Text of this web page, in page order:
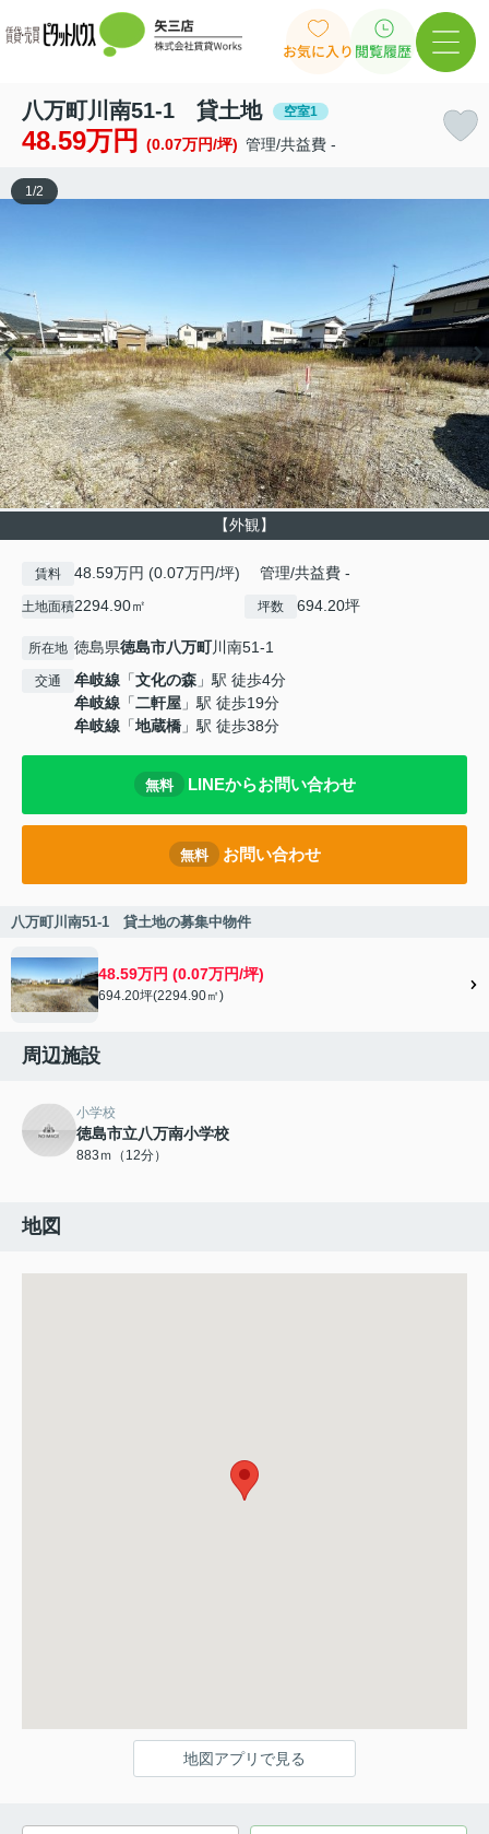
お気に入り 閲覧履歴
八万町川南51-1 貸土地 空室1
48.59万円 (0.07万円/坪) 管理/共益費 -
【外観】
1/2
賃料 48.59万円 (0.07万円/坪) 管理/共益費 -
土地面積2294.90㎡ 坪数 694.20坪
所在地 徳島県徳島市八万町川南51-1
交通 牟岐線 「文化の森 」駅 徒歩4分
牟岐線 「二軒屋 」駅 徒歩19分
牟岐線 「地蔵橋 」駅 徒歩38分
無料 LINEからお問い合わせ
無料 お問い合わせ
八万町川南51-1 貸土地の募集中物件
48.59万円 (0.07万円/坪)
694.20坪(2294.90㎡)
周辺施設
小学校
徳島市立八万南小学校
883ｍ（12分）
地図
地図アプリで見る